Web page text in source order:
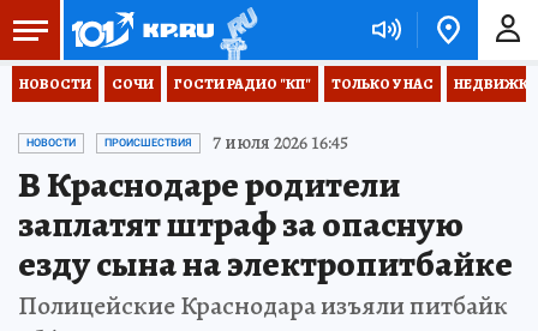
НОВОСТИ СОЧИ ГОСТИ РАДИО "КП" ТОЛЬКО У НАС НЕДВИЖКА
НОВОСТИ ПРОИСШЕСТВИЯ 7 июля 2026 16:45
В Краснодаре родители
заплатят штраф за опасную
езду сына на электропитбайке
Полицейские Краснодара изъяли питбайк